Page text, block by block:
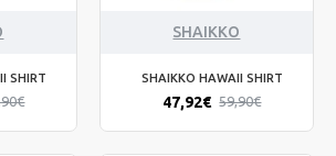
SHIRT
SHAIKKO
SHAIKKO HAWAII SHIRT
47,92€ 59,90€